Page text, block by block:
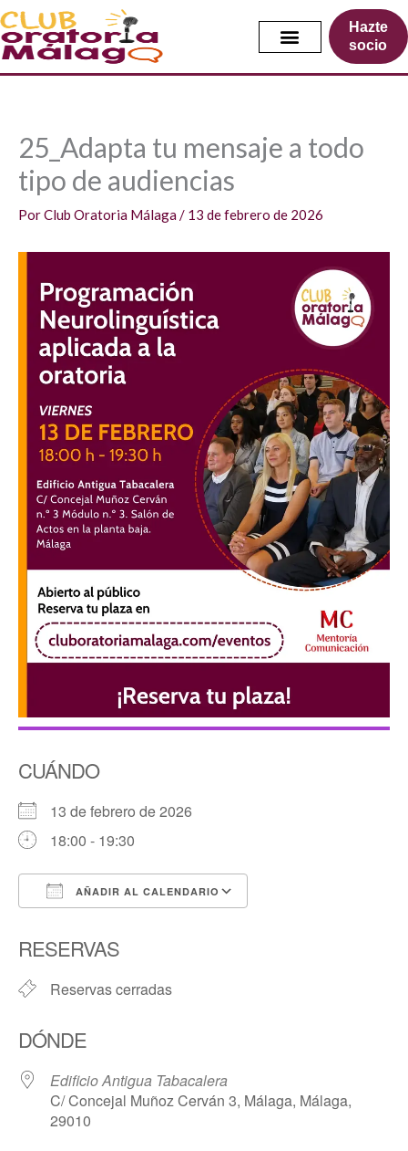
Ir
al
contenido
Hazte
socio
25_Adapta tu mensaje a todo
tipo de audiencias
PorClub Oratoria Málaga/ 13 de febrero de 2026
CUÁNDO
13 de febrero de 2026
18:00 - 19:30
AÑADIR AL CALENDARIO
RESERVAS
Reservas cerradas
DÓNDE
Edificio Antigua Tabacalera
C/ Concejal Muñoz Cerván 3, Málaga, Málaga,
29010